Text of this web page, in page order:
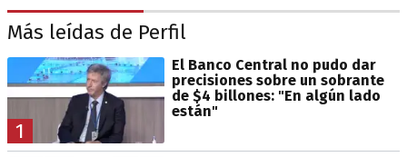
Más leídas de Perfil
1
El Banco Central no pudo dar
precisiones sobre un sobrante
de $4 billones: "En algún lado
están"